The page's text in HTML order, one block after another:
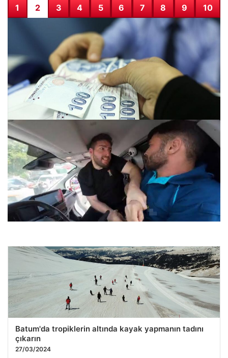
1 2 3 4 5 6 7 8 9 10
Nisan Ayı Doğum Yardımı Ödemeleri 2026: Ödemeler
Hesaplara Yatırıldı
29.07.2026 05:04
Trafikte dehşet: Aracından inip kamyonet sürücüsüne
saldırdı
Batum'da tropiklerin altında kayak yapmanın tadını
çıkarın
27/03/2024